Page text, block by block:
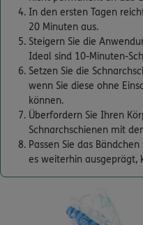
In den ersten Tagen
20 Minuten aus.
Steigern Sie die
Ideal sind 10-Minuten-
Setzen Sie die
wenn Sie diese ohne
können.
Überfordern Sie Ihren
Schnarchschienen mit
Passen Sie das
es weiterhin ausgeprägt,